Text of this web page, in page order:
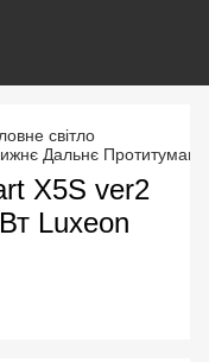
світло
Дальнє
X5S ver2
Luxeon